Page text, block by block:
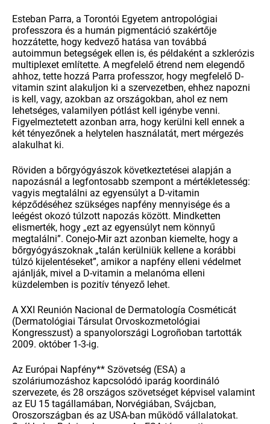
Esteban Parra, a Torontói Egyetem antropológiai
professzora és a humán pigmentáció szakértője
hozzátette, hogy kedvező hatása van továbbá
autoimmun betegségek ellen is, és példaként a szklerózis
multiplexet említette. A megfelelő étrend nem elegendő
ahhoz, tette hozzá Parra professzor, hogy megfelelő D-
vitamin szint alakuljon ki a szervezetben, ehhez napozni
is kell, vagy, azokban az országokban, ahol ez nem
lehetséges, valamilyen pótlást kell igénybe venni.
Figyelmeztetett azonban arra, hogy kerülni kell ennek a
két tényezőnek a helytelen használatát, mert mérgezés
alakulhat ki.
Röviden a bőrgyógyászok következtetései alapján a
napozásnál a legfontosabb szempont a mértékletesség:
vagyis megtalálni az egyensúlyt a D-vitamin
képződéséhez szükséges napfény mennyisége és a
leégést okozó túlzott napozás között. Mindketten
elismerték, hogy „ezt az egyensúlyt nem könnyű
megtalálni”. Conejo-Mir azt azonban kiemelte, hogy a
bőrgyógyászoknak „talán kerülniük kellene a korábbi
túlzó kijelentéseket”, amikor a napfény elleni védelmet
ajánlják, mivel a D-vitamin a melanóma elleni
küzdelemben is pozitív tényező lehet.
A XXI Reunión Nacional de Dermatología Cosméticát
(Dermatológiai Társulat Orvoskozmetológiai
Kongresszust) a spanyolországi Logroñoban tartották
2009. október 1-3-ig.
Az Európai Napfény** Szövetség (ESA) a
szoláriumozáshoz kapcsolódó iparág koordináló
szervezete, és 28 országos szövetséget képvisel valamint
az EU 15 tagállamában, Norvégiában, Svájcban,
Oroszországban és az USA-ban működő vállalatokat.